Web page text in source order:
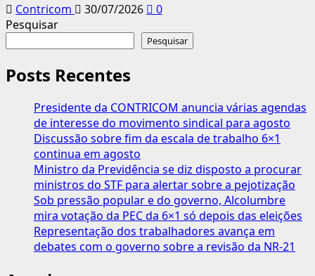
Contricom 30/07/2026
0
Pesquisar
Pesquisar
Posts Recentes
Presidente da CONTRICOM anuncia várias agendas
de interesse do movimento sindical para agosto
Discussão sobre fim da escala de trabalho 6×1
continua em agosto
Ministro da Previdência se diz disposto a procurar
ministros do STF para alertar sobre a pejotização
Sob pressão popular e do governo, Alcolumbre
mira votação da PEC da 6×1 só depois das eleições
Representação dos trabalhadores avança em
debates com o governo sobre a revisão da NR-21